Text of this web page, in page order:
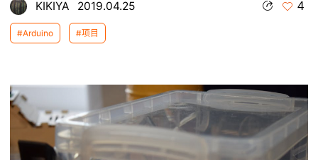
KIKIYA 2019.04.25 4
#Arduino #项目